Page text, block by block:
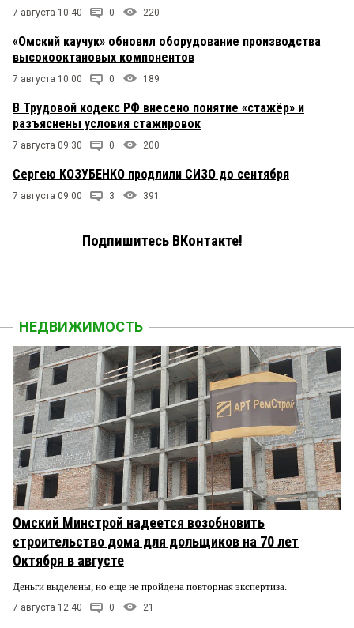
7 августа 10:40 0 220
«Омский каучук» обновил оборудование производства
высокооктановых компонентов
7 августа 10:00 0 189
В Трудовой кодекс РФ внесено понятие «стажёр» и
разъяснены условия стажировок
7 августа 09:30 0 200
Сергею КОЗУБЕНКО продлили СИЗО до сентября
7 августа 09:00 3 391
Подпишитесь ВКонтакте!
НЕДВИЖИМОСТЬ
Омский Минстрой надеется возобновить
строительство дома для дольщиков на 70 лет
Октября в августе
Деньги выделены, но еще не пройдена повторная экспертиза.
7 августа 12:40 0 21